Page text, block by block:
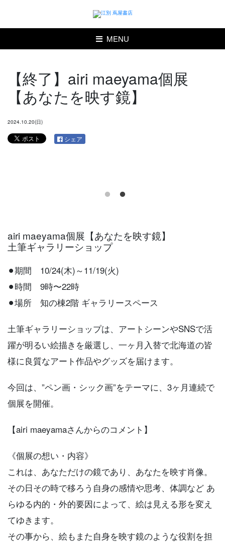
MENU
【終了】airi maeyama個展
【あなたを映す鏡】
2024.10.20(日)
シェア
airi maeyama個展【あなたを映す鏡】
土筆ギャラリーショップ
⚫︎期間 10/24(木)～11/19(火)
⚫︎時間 9時〜22時
⚫︎場所 知の棟2階 ギャラリースペース
土筆ギャラリーショップは、アートシーンやSNSで活
躍が明るい絵描きを厳選し、一ヶ月入替で北海道の皆
様に良質なアート作品やグッズを届けます。
今回は、”ペン画・シック画”をテーマに、3ヶ月連続で
個展を開催。
【airi maeyamaさんからのコメント】
《個展の想い・内容》
これは、あなただけの鏡であり、あなたを映す肖像。
その日その時で移ろう自身の感情や思考、体調など あ
らゆる内的・外的要因によって、絵は見える形を変え
てゆきます。
その事から、絵もまた自身を映す鏡のような役割を担